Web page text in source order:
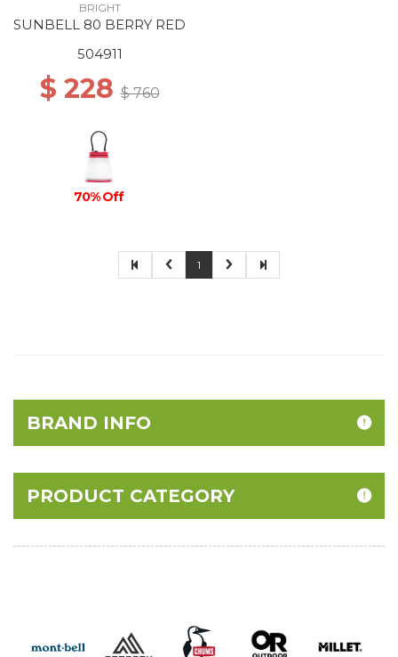
BRIGHT
SUNBELL 80 BERRY RED
504911
$ 228$ 760
70% Off
1
BRAND INFO
PRODUCT CATEGORY